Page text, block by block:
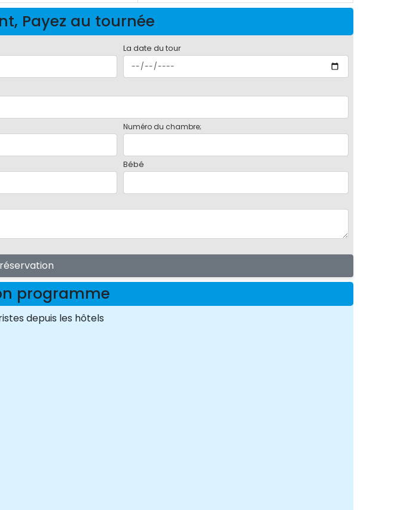
Payez au tournée
La date du tour
Numéro du chambre;
Bébé
programme
depuis les hôtels